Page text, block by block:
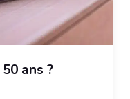
ans ?